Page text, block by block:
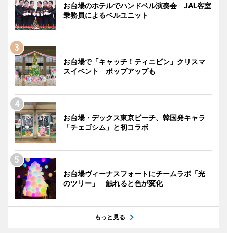
お台場のホテルでハンドベル演奏会 JAL客室
乗務員によるベルユニット
お台場で「キャッチ！ティニピン」クリスマ
スイベント ポップアップも
お台場・デックス東京ビーチ、韓国発キャラ
「チェゴシム」と初コラボ
お台場ヴィーナスフォートにチームラボ「光
のツリー」 触れると色が変化
もっと見る